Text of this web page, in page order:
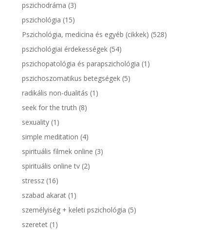
pszichodráma (3)
pszichológia (15)
Pszichológia, medicina és egyéb (cikkek) (528)
pszichológiai érdekességek(54)
pszichopatológia és parapszichológia (1)
pszichoszomatikus betegségek(5)
radikális non-dualitás (1)
seek for the truth (8)
sexuality(1)
simple meditation (4)
spirituális filmek online (3)
spirituális online tv(2)
stressz(16)
szabad akarat(1)
személyiség + keleti pszichológia (5)
szeretet(1)